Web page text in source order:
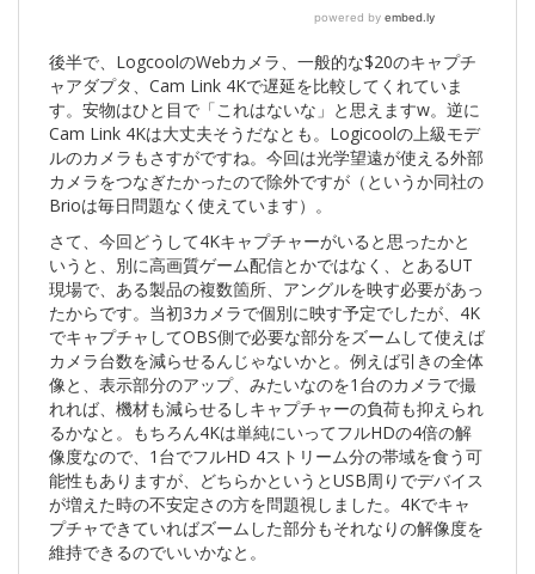
後半で、LogcoolのWebカメラ、一般的な$20のキャプチ
ャアダプタ、Cam Link 4Kで遅延を比較してくれていま
す。安物はひと目で「これはないな」と思えますw。逆に
Cam Link 4Kは大丈夫そうだなとも。Logicoolの上級モデ
ルのカメラもさすがですね。今回は光学望遠が使える外部
カメラをつなぎたかったので除外ですが（というか同社の
Brioは毎日問題なく使えています）。
さて、今回どうして4Kキャプチャーがいると思ったかと
いうと、別に高画質ゲーム配信とかではなく、とあるUT
現場で、ある製品の複数箇所、アングルを映す必要があっ
たからです。当初3カメラで個別に映す予定でしたが、4K
でキャプチャしてOBS側で必要な部分をズームして使えば
カメラ台数を減らせるんじゃないかと。例えば引きの全体
像と、表示部分のアップ、みたいなのを1台のカメラで撮
れれば、機材も減らせるしキャプチャーの負荷も抑えられ
るかなと。もちろん4Kは単純にいってフルHDの4倍の解
像度なので、1台でフルHD 4ストリーム分の帯域を食う可
能性もありますが、どちらかというとUSB周りでデバイス
が増えた時の不安定さの方を問題視しました。4Kでキャ
プチャできていればズームした部分もそれなりの解像度を
維持できるのでいいかなと。